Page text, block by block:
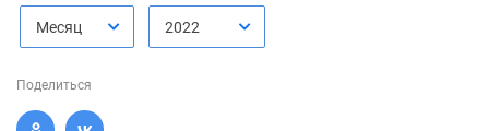
Месяц 2022
Поделиться